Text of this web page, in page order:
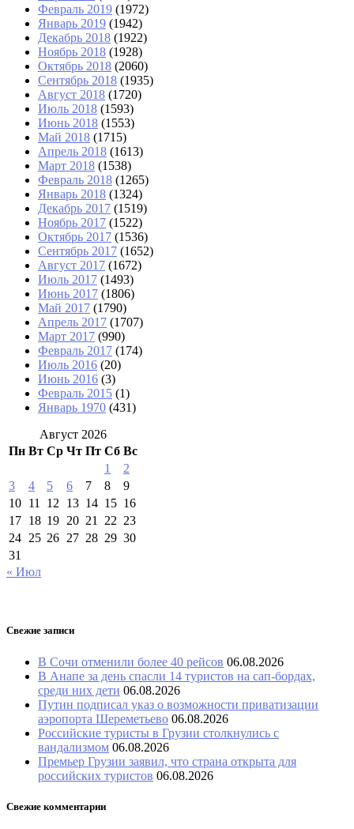
Февраль 2019 (1972)
Январь 2019 (1942)
Декабрь 2018 (1922)
Ноябрь 2018 (1928)
Октябрь 2018 (2060)
Сентябрь 2018 (1935)
Август 2018 (1720)
Июль 2018 (1593)
Июнь 2018 (1553)
Май 2018 (1715)
Апрель 2018 (1613)
Март 2018 (1538)
Февраль 2018 (1265)
Январь 2018 (1324)
Декабрь 2017 (1519)
Ноябрь 2017 (1522)
Октябрь 2017 (1536)
Сентябрь 2017 (1652)
Август 2017 (1672)
Июль 2017 (1493)
Июнь 2017 (1806)
Май 2017 (1790)
Апрель 2017 (1707)
Март 2017 (990)
Февраль 2017 (174)
Июль 2016 (20)
Июнь 2016 (3)
Февраль 2015 (1)
Январь 1970 (431)
Август 2026
Пн Вт Ср Чт Пт Сб Вс
1
2
3
4 5 6 7 8
9
10 11 12 13 14 15 16
17 18 19 20 21 22 23
24 25 26 27 28 29 30
31
« Июл
Свежие записи
В Сочи отменили более 40 рейсов 06.08.2026
В Анапе за день спасли 14 туристов на сап-бордах,
среди них дети 06.08.2026
Путин подписал указ о возможности приватизации
аэропорта Шереметьево 06.08.2026
Российские туристы в Грузии столкнулись с
вандализмом 06.08.2026
Премьер Грузии заявил, что страна открыта для
российских туристов 06.08.2026
Свежие комментарии